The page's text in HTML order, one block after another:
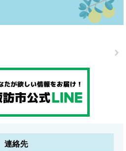
連絡先